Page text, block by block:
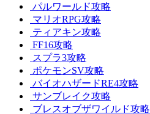
パルワールド攻略
マリオRPG攻略
ティアキン攻略
FF16攻略
スプラ3攻略
ポケモンSV攻略
バイオハザードRE4攻略
サンブレイク攻略
ブレスオブザワイルド攻略